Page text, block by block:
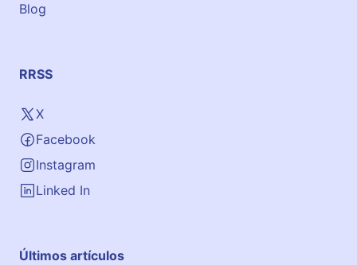
Blog
RRSS
X
Facebook
Instagram
Linked In
Últimos artículos